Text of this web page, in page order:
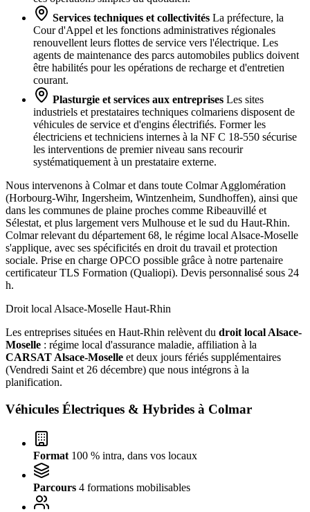
Services techniques et collectivités La préfecture, la
Cour d'Appel et les fonctions administratives régionales
renouvellent leurs flottes de service vers l'électrique. Les
agents de maintenance des parcs automobiles publics doivent
être habilités pour les opérations de recharge et d'entretien
courant.
Plasturgie et services aux entreprises Les sites
industriels et prestataires techniques colmariens disposent de
véhicules de service et d'engins électrifiés. Former les
électriciens et techniciens internes à la NF C 18-550 sécurise
les interventions de premier niveau sans recourir
systématiquement à un prestataire externe.
Nous intervenons à Colmar et dans toute Colmar Agglomération
(Horbourg-Wihr, Ingersheim, Wintzenheim, Sundhoffen), ainsi que
dans les communes de plaine proches comme Ribeauvillé et
Sélestat, et plus largement vers Mulhouse et le sud du Haut-Rhin.
Colmar relevant du département 68, le régime local Alsace-Moselle
s'applique, avec ses spécificités en droit du travail et protection
sociale. Prise en charge OPCO possible grâce à notre partenaire
certificateur TLS Formation (Qualiopi). Devis personnalisé sous 24
h.
Droit local Alsace-Moselle Haut-Rhin
Les entreprises situées en Haut-Rhin relèvent du droit local Alsace-
Moselle : régime local d'assurance maladie, affiliation à la
CARSAT Alsace-Moselle et deux jours fériés supplémentaires
(Vendredi Saint et 26 décembre) que nous intégrons à la
planification.
Véhicules Électriques & Hybrides à Colmar
Format 100 % intra, dans vos locaux
Parcours 4 formations mobilisables